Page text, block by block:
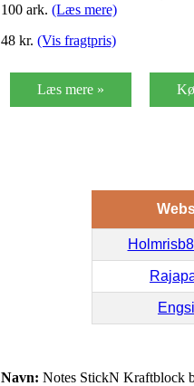
100 ark. (Læs mere)
48 kr. (Vis fragtpris)
Læs mere »
Navn: Notes StickN Kraftblock